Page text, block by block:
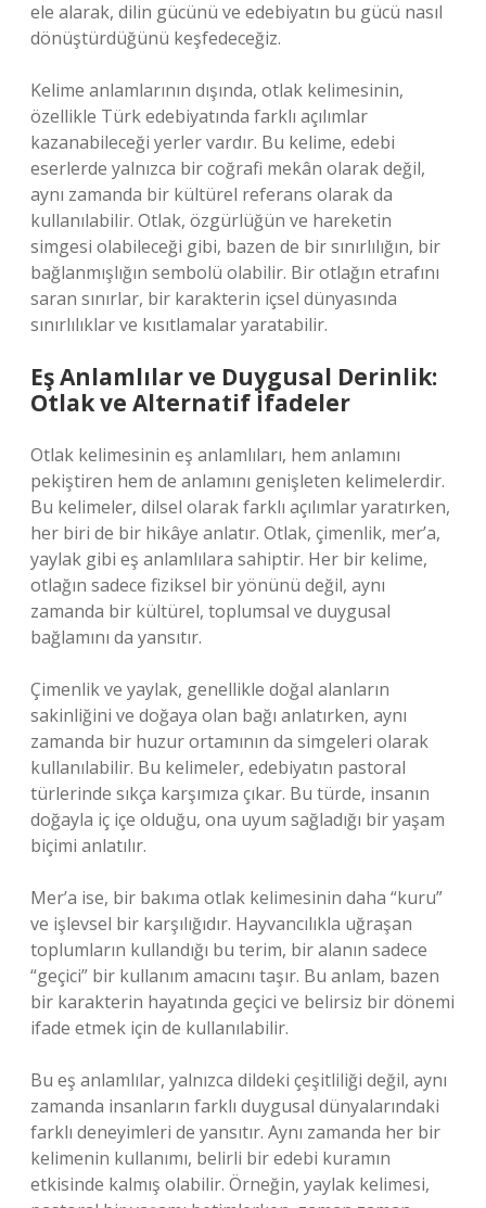
ele alarak, dilin gücünü ve edebiyatın bu gücü nasıl
dönüştürdüğünü keşfedeceğiz.
Kelime anlamlarının dışında, otlak kelimesinin,
özellikle Türk edebiyatında farklı açılımlar
kazanabileceği yerler vardır. Bu kelime, edebi
eserlerde yalnızca bir coğrafi mekân olarak değil,
aynı zamanda bir kültürel referans olarak da
kullanılabilir. Otlak, özgürlüğün ve hareketin
simgesi olabileceği gibi, bazen de bir sınırlılığın, bir
bağlanmışlığın sembolü olabilir. Bir otlağın etrafını
saran sınırlar, bir karakterin içsel dünyasında
sınırlılıklar ve kısıtlamalar yaratabilir.
Eş Anlamlılar ve Duygusal Derinlik:
Otlak ve Alternatif İfadeler
Otlak kelimesinin eş anlamlıları, hem anlamını
pekiştiren hem de anlamını genişleten kelimelerdir.
Bu kelimeler, dilsel olarak farklı açılımlar yaratırken,
her biri de bir hikâye anlatır. Otlak, çimenlik, mer’a,
yaylak gibi eş anlamlılara sahiptir. Her bir kelime,
otlağın sadece fiziksel bir yönünü değil, aynı
zamanda bir kültürel, toplumsal ve duygusal
bağlamını da yansıtır.
Çimenlik ve yaylak, genellikle doğal alanların
sakinliğini ve doğaya olan bağı anlatırken, aynı
zamanda bir huzur ortamının da simgeleri olarak
kullanılabilir. Bu kelimeler, edebiyatın pastoral
türlerinde sıkça karşımıza çıkar. Bu türde, insanın
doğayla iç içe olduğu, ona uyum sağladığı bir yaşam
biçimi anlatılır.
Mer’a ise, bir bakıma otlak kelimesinin daha “kuru”
ve işlevsel bir karşılığıdır. Hayvancılıkla uğraşan
toplumların kullandığı bu terim, bir alanın sadece
“geçici” bir kullanım amacını taşır. Bu anlam, bazen
bir karakterin hayatında geçici ve belirsiz bir dönemi
ifade etmek için de kullanılabilir.
Bu eş anlamlılar, yalnızca dildeki çeşitliliği değil, aynı
zamanda insanların farklı duygusal dünyalarındaki
farklı deneyimleri de yansıtır. Aynı zamanda her bir
kelimenin kullanımı, belirli bir edebi kuramın
etkisinde kalmış olabilir. Örneğin, yaylak kelimesi,